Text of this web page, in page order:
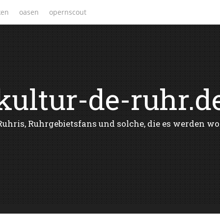
oasen opernscout
de-
Ruhrgebietsfans und solche, die es werden